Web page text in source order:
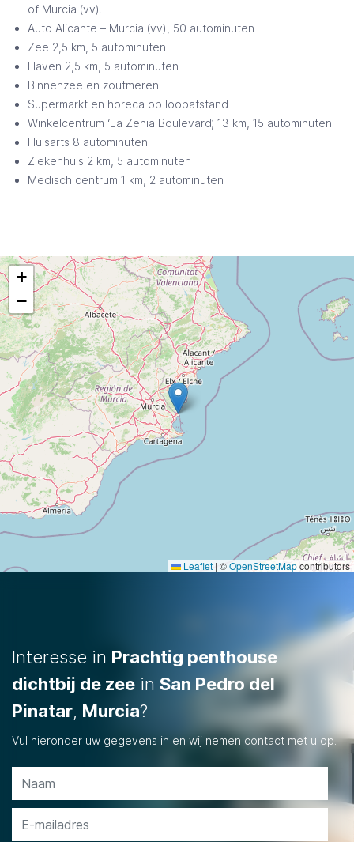
of Murcia (vv).
Auto Alicante – Murcia (vv), 50 autominuten
Zee 2,5 km, 5 autominuten
Haven 2,5 km, 5 autominuten
Binnenzee en zoutmeren
Supermarkt en horeca op loopafstand
Winkelcentrum ‘La Zenia Boulevard’, 13 km, 15 autominuten
Huisarts 8 autominuten
Ziekenhuis 2 km, 5 autominuten
Medisch centrum 1 km, 2 autominuten
+
−
Leaflet | ©OpenStreetMapcontributors
Interesse in Prachtig penthouse
dichtbij de zee in San Pedro del
Pinatar, Murcia?
Vul hieronder uw gegevens in en wij nemen contact met u op.